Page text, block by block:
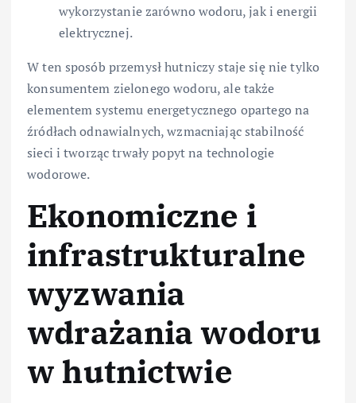
wykorzystanie zarówno wodoru, jak i energii
elektrycznej.
W ten sposób przemysł hutniczy staje się nie tylko
konsumentem zielonego wodoru, ale także
elementem systemu energetycznego opartego na
źródłach odnawialnych, wzmacniając stabilność
sieci i tworząc trwały popyt na technologie
wodorowe.
Ekonomiczne i
infrastrukturalne
wyzwania
wdrażania wodoru
w hutnictwie